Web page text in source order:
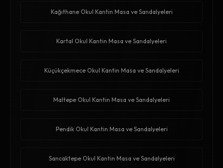
Kağıthane Okul Kantin Masa ve Sandalyeleri
Kartal Okul Kantin Masa ve Sandalyeleri
Küçükçekmece Okul Kantin Masa ve Sandalyeleri
Maltepe Okul Kantin Masa ve Sandalyeleri
Pendik Okul Kantin Masa ve Sandalyeleri
Sancaktepe Okul Kantin Masa ve Sandalyeleri